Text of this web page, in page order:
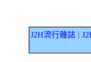
J2H流行雜誌